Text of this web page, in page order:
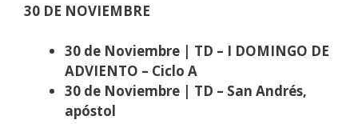
30 DE NOVIEMBRE
30 de Noviembre | TD – I DOMINGO DE
ADVIENTO – Ciclo A
30 de Noviembre | TD – San Andrés,
apóstol